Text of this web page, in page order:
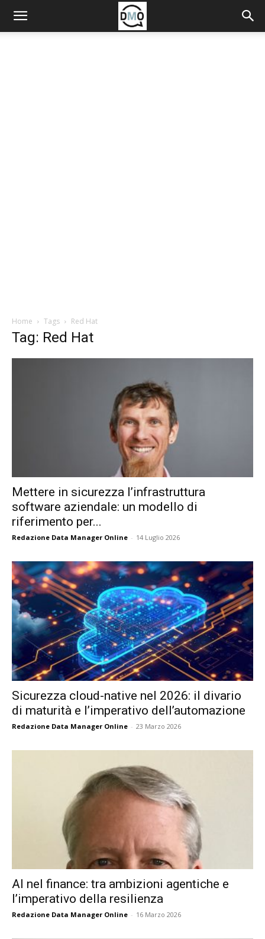
Home Tags Red Hat
Tag: Red Hat
Mettere in sicurezza l’infrastruttura
software aziendale: un modello di
riferimento per...
Redazione Data Manager Online - 14 Luglio 2026
Sicurezza cloud-native nel 2026: il divario
di maturità e l’imperativo dell’automazione
Redazione Data Manager Online - 23 Marzo 2026
AI nel finance: tra ambizioni agentiche e
l’imperativo della resilienza
Redazione Data Manager Online - 16 Marzo 2026